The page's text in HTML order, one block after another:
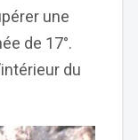
une
de 17°.
du